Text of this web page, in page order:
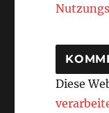
Diese